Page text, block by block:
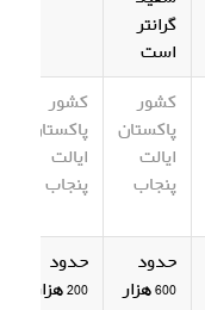
گرانتر
است
کشور
پاکستان
ایالت
پنجاب
کشور
پاکستان
ایالت
پنجاب
حدود
600 هزار
حدود
200 هزار